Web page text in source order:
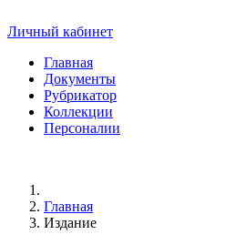
Личный кабинет
Главная
Документы
Рубрикатор
Коллекции
Персоналии
Главная
Издание